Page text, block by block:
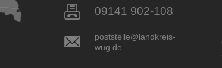
09141 902-108
poststelle@landkreis-
wug.de